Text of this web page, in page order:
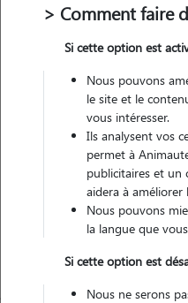
Véhiculé
L'envoi d'une
> Comment faire
Si cette option est
Nous pouvons
le site et le
vous intéresser.
Ils analysent vos
permet à
publicitaires et un
aidera à
Nous pouvons
la langue que
Si cette option est
Nous ne serons